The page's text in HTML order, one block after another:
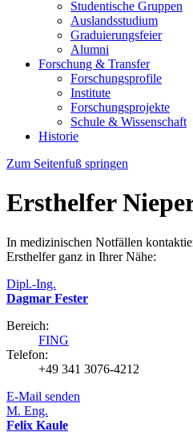
Studentische Gruppen
Auslandsstudium
Graduierungsfeier
Alumni
Forschung & Transfer
Forschungsprofile
Institute
Forschungsprojekte
Schule & Wissenschaft
Historie
Zum Seitenfuß springen
Ersthelfer
In medizinischen Notfällen
Ersthelfer ganz in Ihrer Nähe:
Dipl.-Ing.
Dagmar Fester
Bereich:
FING
Telefon:
+49 341 3076-4212
E-Mail senden
M. Eng.
Felix Kaule